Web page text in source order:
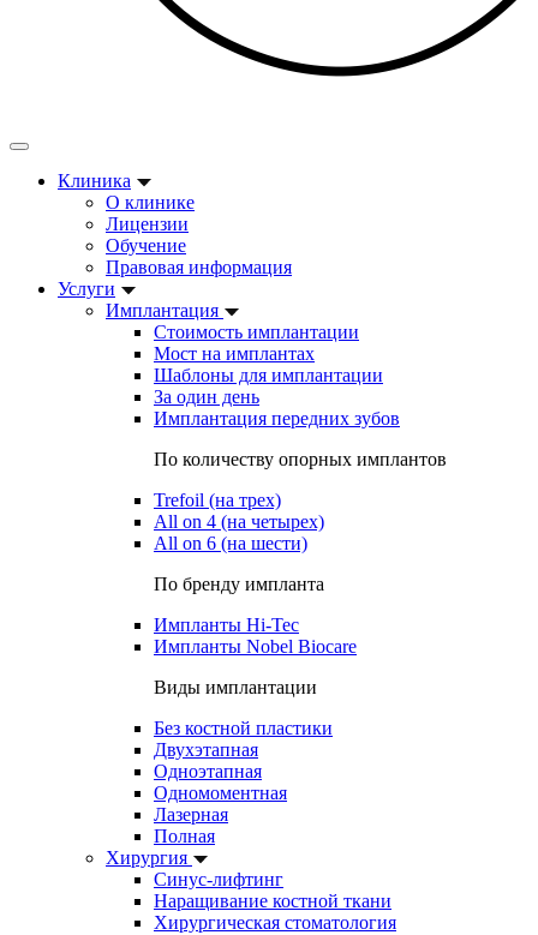
Клиника
О клинике
Лицензии
Обучение
Правовая информация
Услуги
Имплантация
Стоимость имплантации
Мост на имплантах
Шаблоны для имплантации
За один день
Имплантация передних зубов
По количеству опорных имплантов
Trefoil (на трех)
All on 4 (на четырех)
All on 6 (на шести)
По бренду импланта
Импланты Hi-Tec
Импланты Nobel Biocare
Виды имплантации
Без костной пластики
Двухэтапная
Одноэтапная
Одномоментная
Лазерная
Полная
Хирургия
Синус-лифтинг
Наращивание костной ткани
Хирургическая стоматология